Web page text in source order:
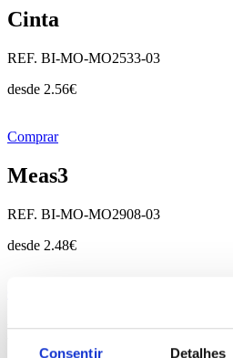
Consentir Detalhes
Cinta
REF. BI-MO-MO2533-03
desde 2.56€
Comprar
Meas3
REF. BI-MO-MO2908-03
desde 2.48€
Meas5